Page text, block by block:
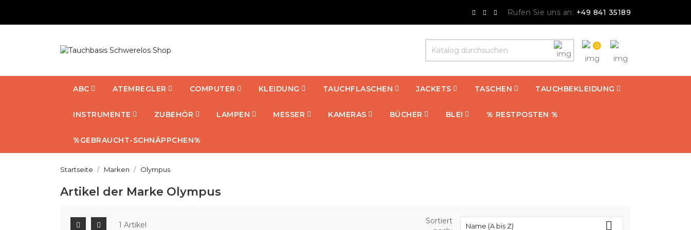
Rufen Sie uns an: +49 841 35189
0
ABC ATEMREGLER COMPUTER KLEIDUNG TAUCHFLASCHEN JACKETS TASCHEN TAUCHBEKLEIDUNG
INSTRUMENTE ZUBEHÖR LAMPEN MESSER KAMERAS BÜCHER BLEI % RESTPOSTEN %
%GEBRAUCHT-SCHNÄPPCHEN%
Startseite Marken Olympus
Artikel der Marke Olympus
1 Artikel
Sortiert
Name (A bis Z) 